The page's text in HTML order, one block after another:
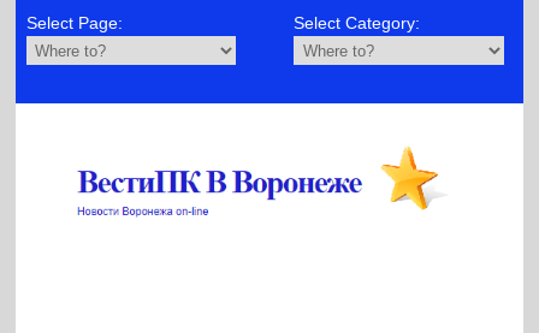
Select Page: Select Category: